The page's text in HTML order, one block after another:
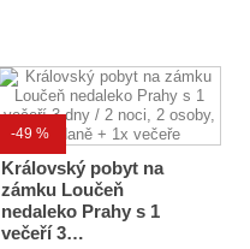
-49 %
Královský pobyt na
zámku Loučeň
nedaleko Prahy s 1
večeří 3…